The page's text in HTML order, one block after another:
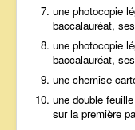
une photocopie
baccalauréat,
une photocopie
baccalauréat,
une chemise
une double
sur la première